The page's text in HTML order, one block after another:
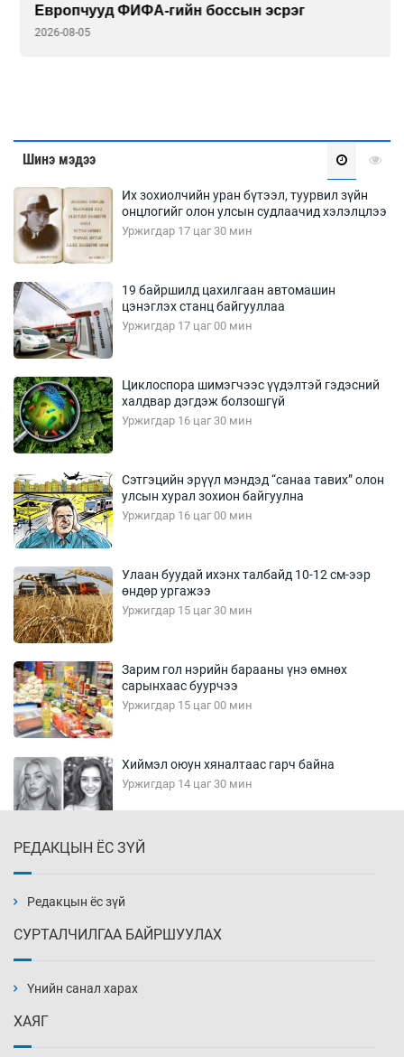
Европчууд ФИФА-гийн боссын эсрэг
2026-08-05
Шинэ мэдээ
Их зохиолчийн уран бүтээл, туурвил зүйн
онцлогийг олон улсын судлаачид хэлэлцлээ
Уржигдар 17 цаг 30 мин
19 байршилд цахилгаан автомашин
цэнэглэх станц байгууллаа
Уржигдар 17 цаг 00 мин
Циклоспора шимэгчээс үүдэлтэй гэдэсний
халдвар дэгдэж болзошгүй
Уржигдар 16 цаг 30 мин
Сэтгэцийн эрүүл мэндэд “санаа тавих” олон
улсын хурал зохион байгуулна
Уржигдар 16 цаг 00 мин
Улаан буудай ихэнх талбайд 10-12 см-ээр
өндөр ургажээ
Уржигдар 15 цаг 30 мин
Зарим гол нэрийн барааны үнэ өмнөх
сарынхаас буурчээ
Уржигдар 15 цаг 00 мин
Хиймэл оюун хяналтаас гарч байна
Уржигдар 14 цаг 30 мин
Уржигдар 14 цаг 00 мин
нэмэгджээ
РЕДАКЦЫН ЁС ЗҮЙ
Редакцын ёс зүй
СУРТАЛЧИЛГАА БАЙРШУУЛАХ
Үнийн санал харах
ХАЯГ